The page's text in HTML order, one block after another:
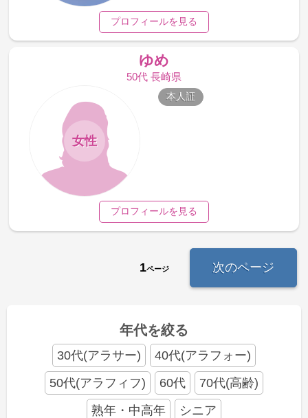
プロフィールを見る
ゆめ
50代 長崎県
女性
本人証
プロフィールを見る
1ページ 次のページ
年代を絞る
30代(アラサー)
40代(アラフォー)
50代(アラフィフ)
60代
70代(高齢)
熟年・中高年
シニア